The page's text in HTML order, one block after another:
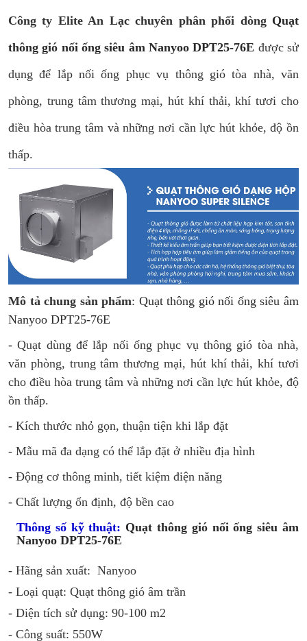
Công ty Elite An Lạcchuyên phân phối dòng Quạt
thông gió nối ống siêu âm Nanyoo DPT25-76E được sử
dụng để lắp nối ống phục vụ thông gió tòa nhà, văn
phòng, trung tâm thương mại, hút khí thải, khí tươi cho
điều hòa trung tâm và những nơi cần lực hút khỏe, độ ồn
thấp.
Mô tả chung sản phẩm: Quạt thông gió nối ống siêu âm
Nanyoo DPT25-76E
- Quạt dùng để lắp nối ống phục vụ thông gió tòa nhà,
văn phòng, trung tâm thương mại, hút khí thải, khí tươi
cho điều hòa trung tâm và những nơi cần lực hút khỏe, độ
ồn thấp.
- Kích thước nhỏ gọn, thuận tiện khi lắp đặt
- Mẫu mã đa dạng có thể lắp đặt ở nhiều địa hình
- Động cơ thông minh, tiết kiệm điện năng
- Chất lượng ổn định, độ bền cao
Thông số kỹ thuật: Quạt thông gió nối ống siêu âm
Nanyoo DPT25-76E
- Hãng sản xuất: Nanyoo
- Loại quạt: Quạt thông gió âm trần
- Diện tích sử dụng: 90-100 m2
- Công suất: 550W